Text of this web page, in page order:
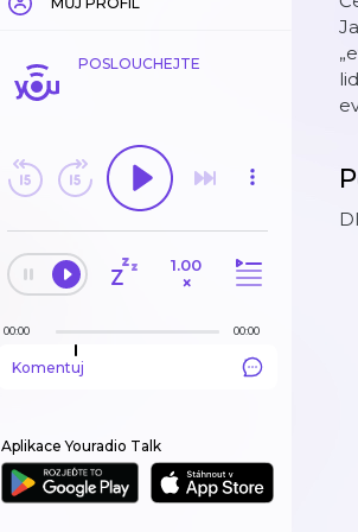
POSLOUCHEJTE
1.00
×
00:00 00:00
Komentuj
Aplikace Youradio Talk